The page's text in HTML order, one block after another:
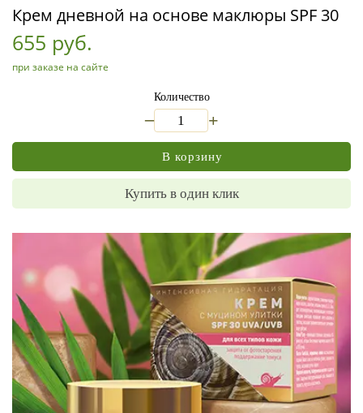
Крем дневной на основе маклюры SPF 30
655 руб.
при заказе на сайте
Количество
+
В корзину
Купить в один клик